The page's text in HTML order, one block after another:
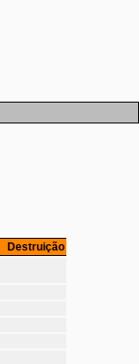
Destruição